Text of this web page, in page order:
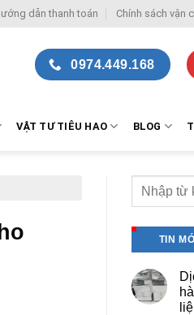
dẫn thanh toán Chính sách vận
0974.449.168
VẬT TƯ TIÊU HAO BLOG
TIN